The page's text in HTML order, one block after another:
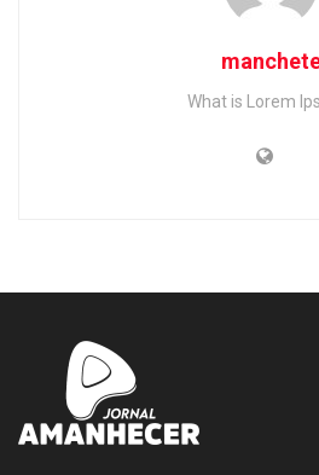
What is Lorem